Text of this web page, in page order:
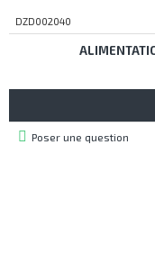
DZD002040
Poser une question